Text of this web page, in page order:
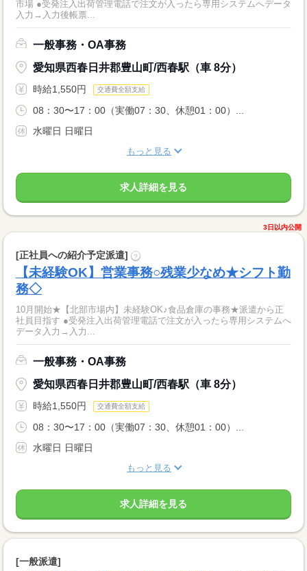
市場 ●受発注入出荷管理電話で注文が入ったら専用システムへデータ
入力→入力後帳票...
一般事務・OA事務
愛知県西春日井郡豊山町/西春駅（車 8分）
時給1,550円 交通費全額支給
08：30〜17：00（実働07：30、休憩01：00）...
水曜日 日曜日
もっと見る
求人詳細を見る
3日以内公開
[正社員への紹介予定派遣] ?
【未経験OK】営業事務○残業少なめ★シフト勤
務◇
10月開始★【北部市場内】未経験OK♪食品倉庫の事務★派遣から正
社員目指す ●受発注入出荷管理電話で注文が入ったら専用システムへ
データ入力→入力...
一般事務・OA事務
愛知県西春日井郡豊山町/西春駅（車 8分）
時給1,550円 交通費全額支給
08：30〜17：00（実働07：30、休憩01：00）...
水曜日 日曜日
もっと見る
求人詳細を見る
[一般派遣]